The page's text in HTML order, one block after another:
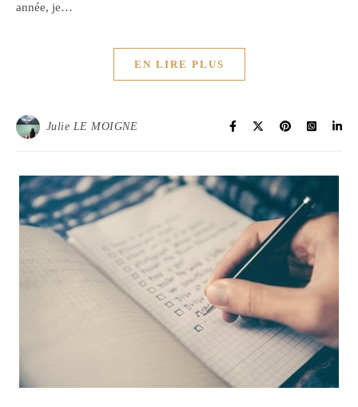
année, je…
EN LIRE PLUS
Julie LE MOIGNE